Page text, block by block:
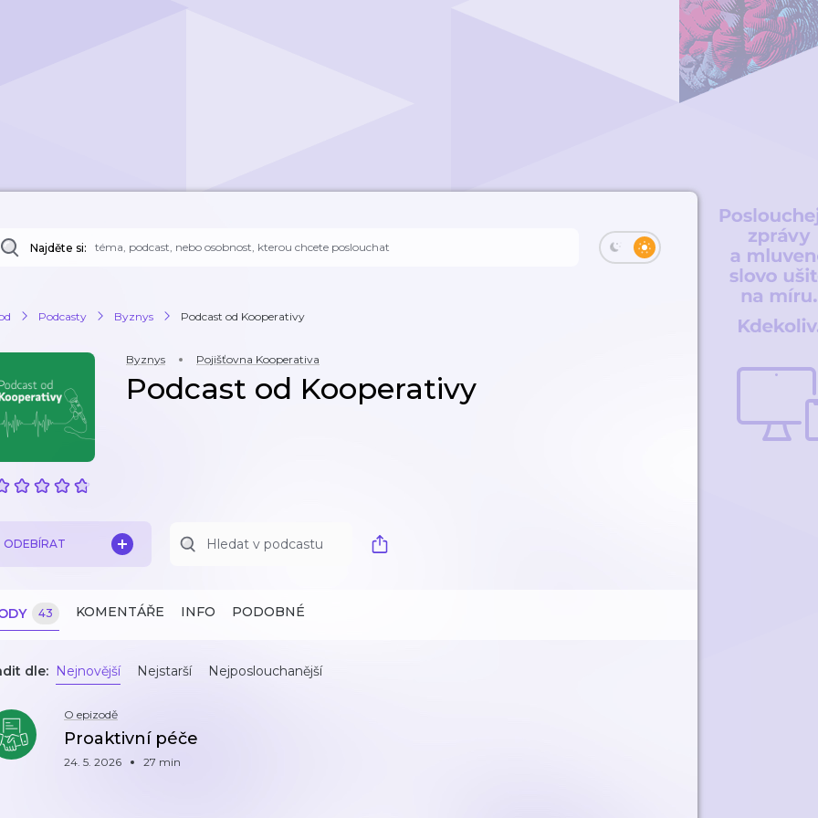
Najděte si:
Podcasty Byznys Podcast od Kooperativy
Byznys Pojišťovna Kooperativa
Podcast od Kooperativy
ODEBÍRAT
43 KOMENTÁŘE INFO PODOBNÉ
dle: Nejnovější Nejstarší Nejposlouchanější
O epizodě
Proaktivní péče
24. 5. 2026 27 min